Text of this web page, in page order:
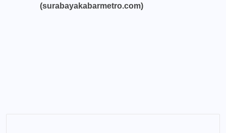
(surabayakabarmetro.com)